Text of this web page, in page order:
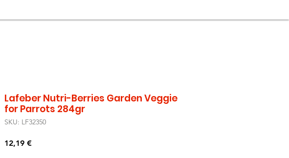
Lafeber Nutri-Berries Garden Veggie
for Parrots 284gr
SKU: LF32350
12,19 €Цена